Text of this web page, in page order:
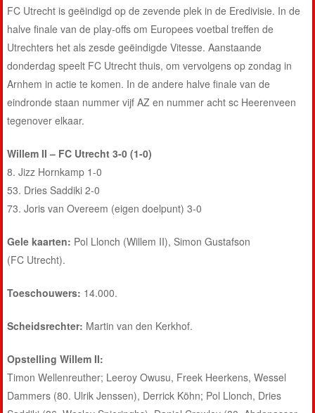
FC Utrecht is geëindigd op de zevende plek in de Eredivisie. In de
halve finale van de play-offs om Europees voetbal treffen de
Utrechters het als zesde geëindigde Vitesse. Aanstaande
donderdag speelt FC Utrecht thuis, om vervolgens op zondag in
Arnhem in actie te komen. In de andere halve finale van de
eindronde staan nummer vijf AZ en nummer acht sc Heerenveen
tegenover elkaar.
Willem II – FC Utrecht 3-0 (1-0)
8. Jizz Hornkamp 1-0
53. Dries Saddiki 2-0
73. Joris van Overeem (eigen doelpunt) 3-0
Gele kaarten: Pol Llonch (Willem II), Simon Gustafson
(FC Utrecht).
Toeschouwers: 14.000.
Scheidsrechter: Martin van den Kerkhof.
Opstelling Willem II:
Timon Wellenreuther; Leeroy Owusu, Freek Heerkens, Wessel
Dammers (80. Ulrik Jenssen), Derrick Köhn; Pol Llonch, Dries